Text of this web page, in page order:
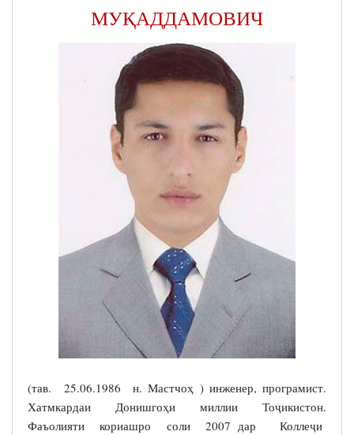
МУҚАДДАМОВИЧ
(тав. 25.06.1986 н. Мастчоҳ ) инженер, програмист.
Хатмкардаи Донишгоҳи миллии Тоҷикистон.
Фаъолияти кориашро соли 2007 дар Коллеҷи